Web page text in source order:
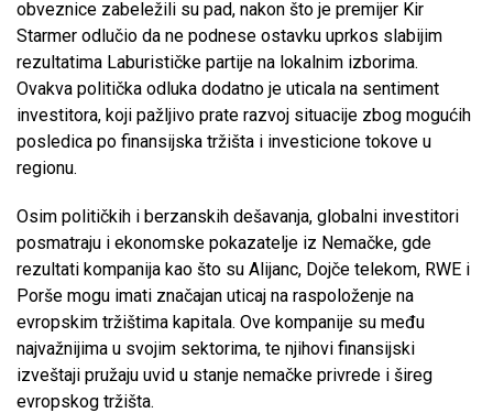
obveznice zabeležili su pad, nakon što je premijer Kir
Starmer odlučio da ne podnese ostavku uprkos slabijim
rezultatima Laburističke partije na lokalnim izborima.
Ovakva politička odluka dodatno je uticala na sentiment
investitora, koji pažljivo prate razvoj situacije zbog mogućih
posledica po finansijska tržišta i investicione tokove u
regionu.
Osim političkih i berzanskih dešavanja, globalni investitori
posmatraju i ekonomske pokazatelje iz Nemačke, gde
rezultati kompanija kao što su Alijanc, Dojče telekom, RWE i
Porše mogu imati značajan uticaj na raspoloženje na
evropskim tržištima kapitala. Ove kompanije su među
najvažnijima u svojim sektorima, te njihovi finansijski
izveštaji pružaju uvid u stanje nemačke privrede i šireg
evropskog tržišta.